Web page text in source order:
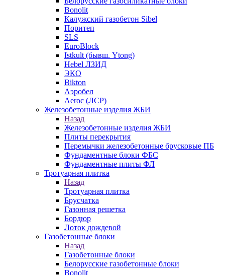
Bonolit
Калужский газобетон Sibel
Поритеп
SLS
EuroBlock
Istkult (бывш. Ytong)
Hebel ЛЗИД
ЭКО
Bikton
Аэробел
Aeroc (ЛСР)
Железобетонные изделия ЖБИ
Назад
Железобетонные изделия ЖБИ
Плиты перекрытия
Перемычки железобетонные брусковые ПБ
Фундаментные блоки ФБС
Фундаментные плиты ФЛ
Тротуарная плитка
Назад
Тротуарная плитка
Брусчатка
Газонная решетка
Бордюр
Лоток дождевой
Газобетонные блоки
Назад
Газобетонные блоки
Белорусские газобетонные блоки
Bonolit